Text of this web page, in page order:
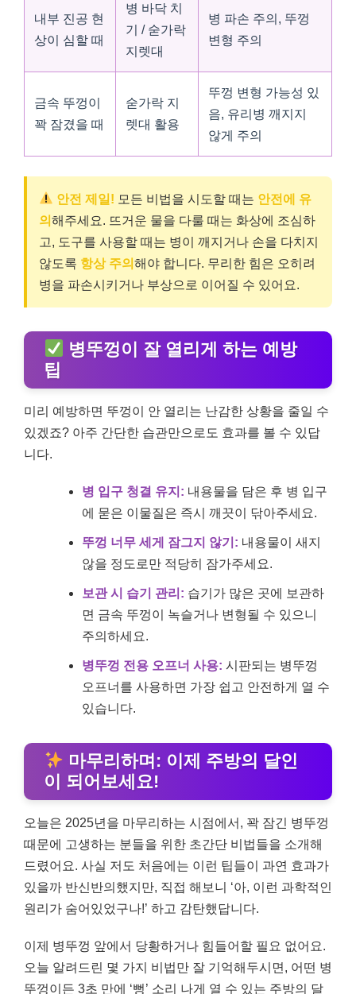
내부 진공 현
상이 심할 때
병 바닥 치
기 / 숟가락
지렛대
병 파손 주의, 뚜껑
변형 주의
금속 뚜껑이
꽉 잠겼을 때
숟가락 지
렛대 활용
뚜껑 변형 가능성 있
음, 유리병 깨지지
않게 주의
안전 제일! 모든 비법을 시도할 때는 안전에 유
의 해주세요. 뜨거운 물을 다룰 때는 화상에 조심하
고, 도구를 사용할 때는 병이 깨지거나 손을 다치지
않도록 항상 주의 해야 합니다. 무리한 힘은 오히려
병을 파손시키거나 부상으로 이어질 수 있어요.
병뚜껑이 잘 열리게 하는 예방
팁
미리 예방하면 뚜껑이 안 열리는 난감한 상황을 줄일 수
있겠죠? 아주 간단한 습관만으로도 효과를 볼 수 있답
니다.
병 입구 청결 유지: 내용물을 담은 후 병 입구
에 묻은 이물질은 즉시 깨끗이 닦아주세요.
뚜껑 너무 세게 잠그지 않기: 내용물이 새지
않을 정도로만 적당히 잠가주세요.
보관 시 습기 관리: 습기가 많은 곳에 보관하
면 금속 뚜껑이 녹슬거나 변형될 수 있으니
주의하세요.
병뚜껑 전용 오프너 사용: 시판되는 병뚜껑
오프너를 사용하면 가장 쉽고 안전하게 열 수
있습니다.
마무리하며: 이제 주방의 달인
이 되어보세요!
오늘은 2025년을 마무리하는 시점에서, 꽉 잠긴 병뚜껑
때문에 고생하는 분들을 위한 초간단 비법들을 소개해
드렸어요. 사실 저도 처음에는 이런 팁들이 과연 효과가
있을까 반신반의했지만, 직접 해보니 ‘아, 이런 과학적인
원리가 숨어있었구나!’ 하고 감탄했답니다.
이제 병뚜껑 앞에서 당황하거나 힘들어할 필요 없어요.
오늘 알려드린 몇 가지 비법만 잘 기억해두시면, 어떤 병
뚜껑이든 3초 만에 ‘뻥’ 소리 나게 열 수 있는 주방의 달